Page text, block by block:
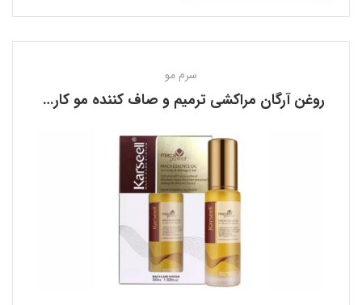
سرم مو
روغن آرگان مراکشی ترمیم و صاف کننده مو کارسل KARSEELL